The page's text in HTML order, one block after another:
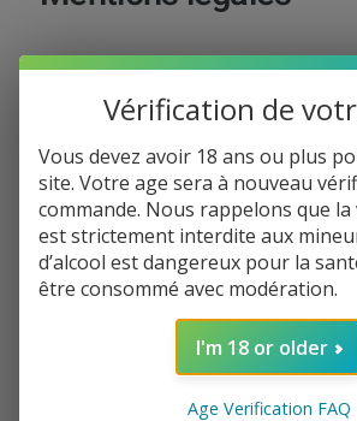
Éditeur du
Drugstore
6 bis rue de la
48200 Saint-
d’Apcher
Tél : 04 66 45
DrugStor
e48
Ouvert tous
les jours de 7h
Vérification de
Vous devez avoir 18 ans ou plus
site. Votre age sera à nouveau
commande. Nous rappelons que la
est strictement interdite aux
d’alcool est dangereux pour la
être consommé avec modération.
I'm 18 or older
Age Verification FAQ